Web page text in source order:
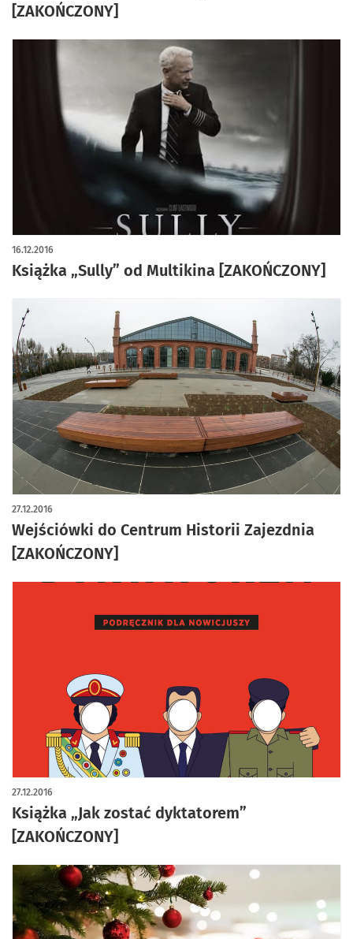
[ZAKOŃCZONY]
Książka „Sully” od Multikina [ZAKOŃCZONY]
16.12.2016
Wejściówki do Centrum Historii Zajezdnia
[ZAKOŃCZONY]
27.12.2016
Książka „Jak zostać dyktatorem”
[ZAKOŃCZONY]
27.12.2016